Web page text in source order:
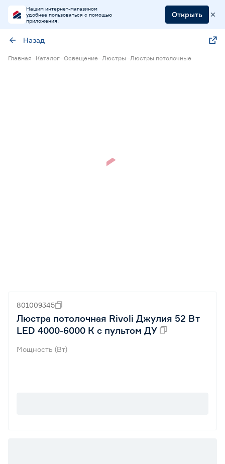
Нашим интернет-магазином
удобнее пользоваться с помощью
приложения!
Открыть
Назад
Главная Каталог Освещение Люстры Люстры потолочные
801009345
Люстра потолочная Rivoli Джулия 52 Вт
LED 4000-6000 К с пультом ДУ
Мощность (Вт)